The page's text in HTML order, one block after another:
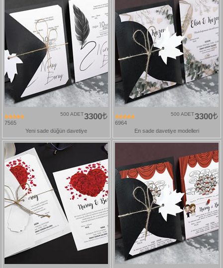
7565
3300
500 ADET
Yeni sade düğün davetiye
6964
3300
500 ADET
En sade davetiye modelleri